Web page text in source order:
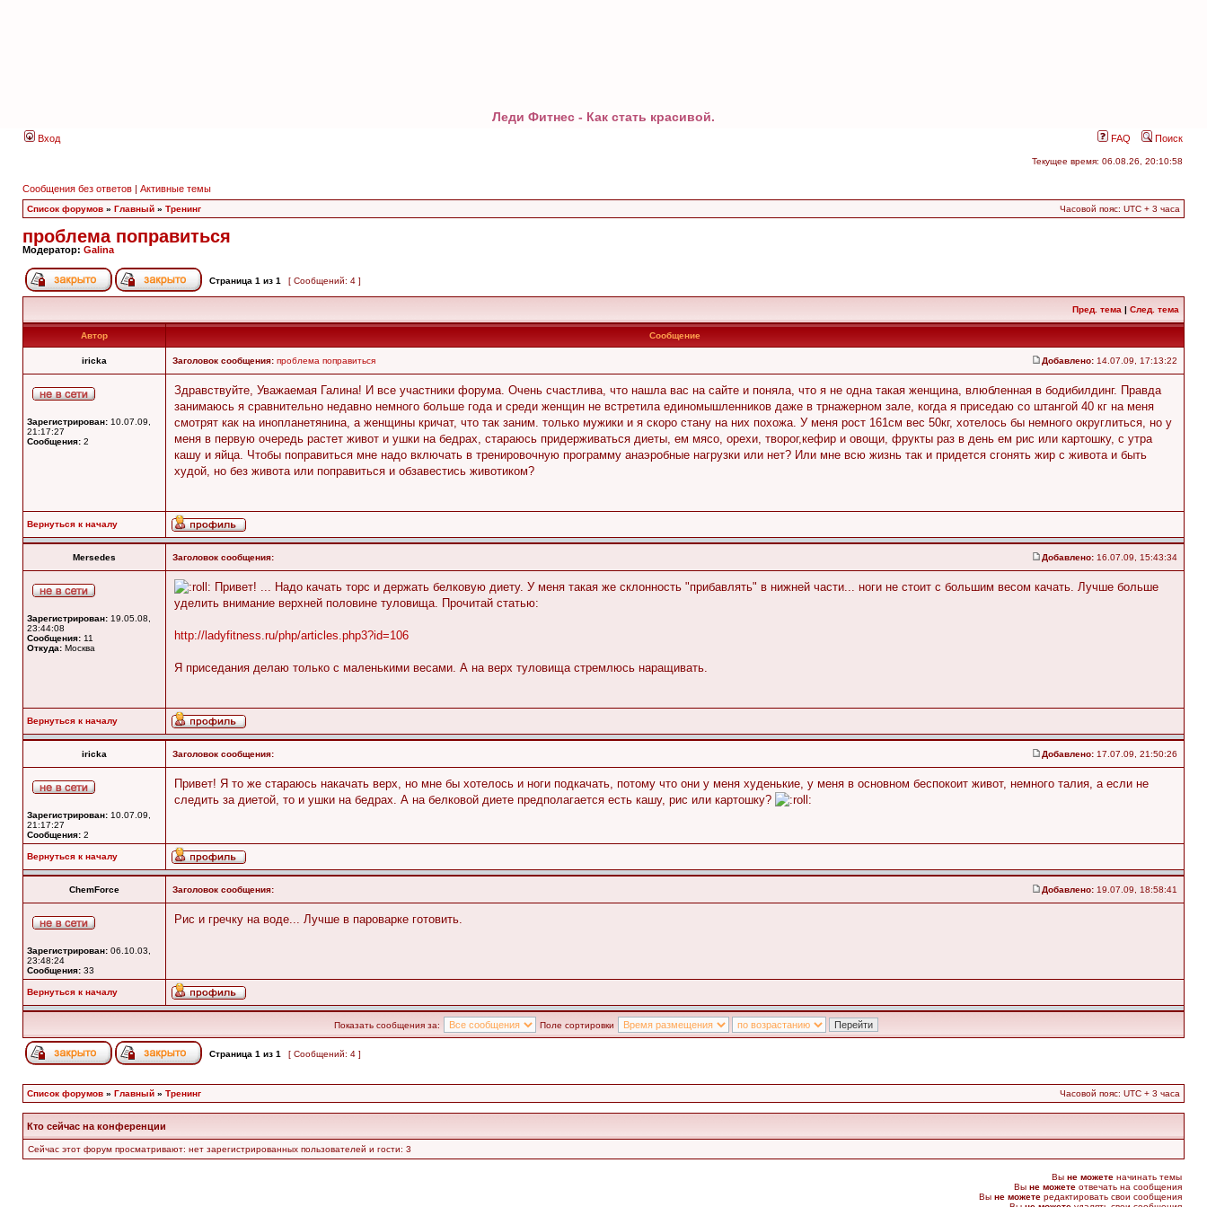
Леди Фитнес - Как стать красивой.
Вход FAQ Поиск
Текущее время: 06.08.26, 20:10:58
Сообщения без ответов | Активные темы
Список форумов » Главный » Тренинг Часовой пояс: UTC + 3 часа
проблема поправиться
Модератор: Galina
Страница 1 из 1 [ Сообщений: 4 ]
Пред. тема | След. тема
Автор Сообщение
iricka Заголовок сообщения: проблема поправиться Добавлено: 14.07.09, 17:13:22
Зарегистрирован: 10.07.09,
21:17:27
Сообщения: 2
Здравствуйте, Уважаемая Галина! И все участники форума. Очень счастлива, что нашла вас на сайте и поняла, что я не одна такая женщина, влюбленная в бодибилдинг. Правда
занимаюсь я сравнительно недавно немного больше года и среди женщин не встретила единомышленников даже в трнажерном зале, когда я приседаю со штангой 40 кг на меня
смотрят как на инопланетянина, а женщины кричат, что так заним. только мужики и я скоро стану на них похожа. У меня рост 161см вес 50кг, хотелось бы немного округлиться, но у
меня в первую очередь растет живот и ушки на бедрах, стараюсь придерживаться диеты, ем мясо, орехи, творог,кефир и овощи, фрукты раз в день ем рис или картошку, с утра
кашу и яйца. Чтобы поправиться мне надо включать в тренировочную программу анаэробные нагрузки или нет? Или мне всю жизнь так и придется сгонять жир с живота и быть
худой, но без живота или поправиться и обзавестись животиком?
Вернуться к началу
Mersedes Заголовок сообщения: Добавлено: 16.07.09, 15:43:34
Зарегистрирован: 19.05.08,
23:44:08
Сообщения: 11
Откуда: Москва
Привет! ... Надо качать торс и держать белковую диету. У меня такая же склонность "прибавлять" в нижней части... ноги не стоит с большим весом качать. Лучше больше
уделить внимание верхней половине туловища. Прочитай статью:
http://ladyfitness.ru/php/articles.php3?id=106
Я приседания делаю только с маленькими весами. А на верх туловища стремлюсь наращивать.
Вернуться к началу
iricka Заголовок сообщения: Добавлено: 17.07.09, 21:50:26
Зарегистрирован: 10.07.09,
21:17:27
Сообщения: 2
Привет! Я то же стараюсь накачать верх, но мне бы хотелось и ноги подкачать, потому что они у меня худенькие, у меня в основном беспокоит живот, немного талия, а если не
следить за диетой, то и ушки на бедрах. А на белковой диете предполагается есть кашу, рис или картошку?
Вернуться к началу
ChemForce Заголовок сообщения: Добавлено: 19.07.09, 18:58:41
Зарегистрирован: 06.10.03,
23:48:24
Сообщения: 33
Рис и гречку на воде... Лучше в пароварке готовить.
Вернуться к началу
Показать сообщения за: Поле сортировки
Страница 1 из 1 [ Сообщений: 4 ]
Список форумов » Главный » Тренинг Часовой пояс: UTC + 3 часа
Кто сейчас на конференции
Сейчас этот форум просматривают: нет зарегистрированных пользователей и гости: 3
Вы не можете начинать темы
Вы не можете отвечать на сообщения
Вы не можете редактировать свои сообщения